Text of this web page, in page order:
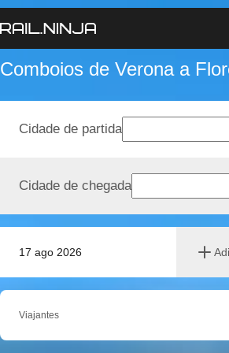
Comboios de Verona a
17 ago 2026
Cidade de partida
Cidade de chegada
Viajantes